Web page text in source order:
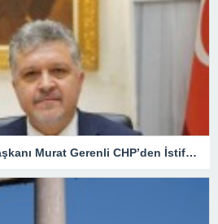
Lüleburgaz Belediye Başkanı Murat Gerenli CHP’den İstifa Etti